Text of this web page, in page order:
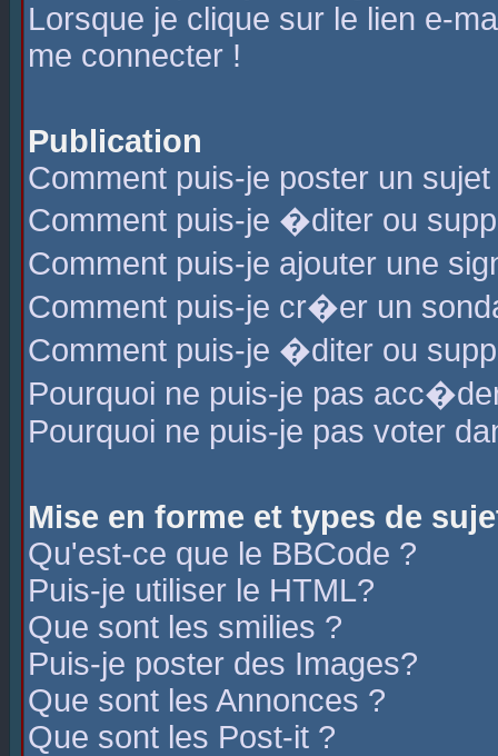
Lorsque je clique sur le lien e-
me connecter !
Publication
Comment puis-je poster un
Comment puis-je �diter ou
Comment puis-je ajouter une
Comment puis-je cr�er un
Comment puis-je �diter ou
Pourquoi ne puis-je pas
Pourquoi ne puis-je pas voter
Mise en forme et types de
Qu'est-ce que le BBCode ?
Puis-je utiliser le HTML?
Que sont les smilies ?
Puis-je poster des Images?
Que sont les Annonces ?
Que sont les Post-it ?